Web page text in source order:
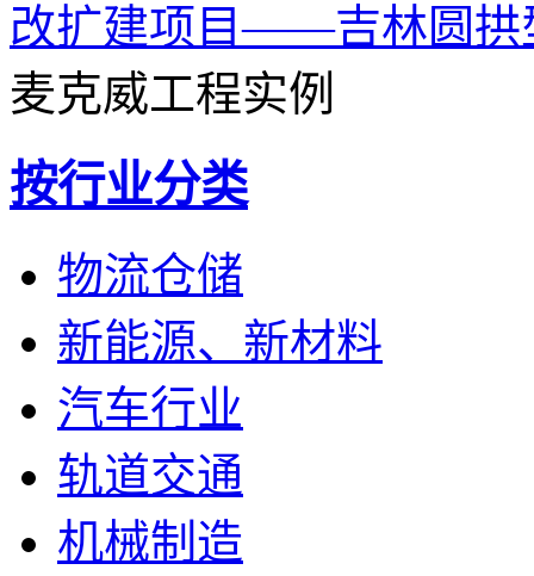
改扩建项目——吉林圆拱
麦克威工程实例
按行业分类
物流仓储
新能源、新材料
汽车行业
轨道交通
机械制造